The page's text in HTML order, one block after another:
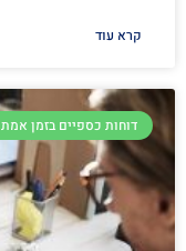
קרא עוד
דוחות כספיים בזמן אמת